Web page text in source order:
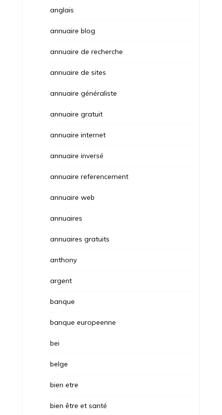
anglais
annuaire blog
annuaire de recherche
annuaire de sites
annuaire généraliste
annuaire gratuit
annuaire internet
annuaire inversé
annuaire referencement
annuaire web
annuaires
annuaires gratuits
anthony
argent
banque
banque europeenne
bei
belge
bien etre
bien être et santé